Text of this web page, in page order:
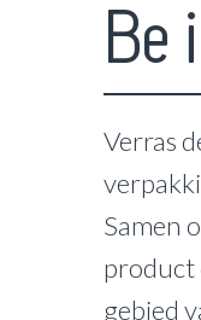
Be
Verras
Samen
product
gebied